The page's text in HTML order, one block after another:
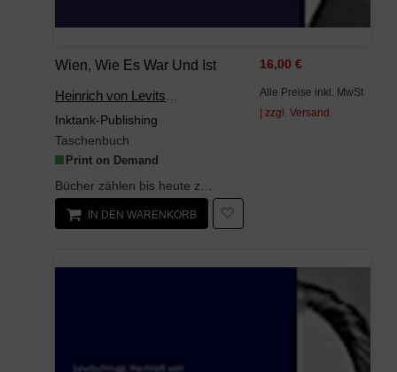
Wien, Wie Es War Und Ist
Inktank-Publishing
Taschenbuch
Print on Demand
16,00 €
Alle Preise inkl. MwSt
| zzgl. Versand
IN DEN WARENKORB